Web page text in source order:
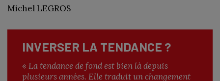
Michel LEGROS
INVERSER LA TENDANCE ?
« La tendance de fond est bien là depuis
plusieurs années. Elle traduit un changement